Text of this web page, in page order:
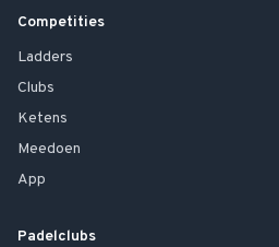
Competities
Ladders
Clubs
Ketens
Meedoen
App
Padelclubs